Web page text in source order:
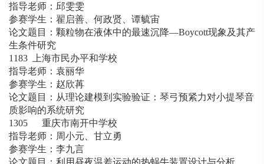
指导老师：邱雯雯
参赛学生：翟启善、何政贤、谭毓宙
论文题目：颗粒物在液体中的最速沉降—Boycott现象及其产
生条件研究
1183 上海市民办平和学校
指导老师：袁丽华
参赛学生：赵欣苒
论文题目：从理论建模到实验验证：琴弓预紧力对小提琴音
质影响的系统研究
1305 重庆市南开中学校
指导老师：周小元、甘立勇
参赛学生：李九言
论文题目：利用昼夜温差运动的热蜗牛装置设计与分析